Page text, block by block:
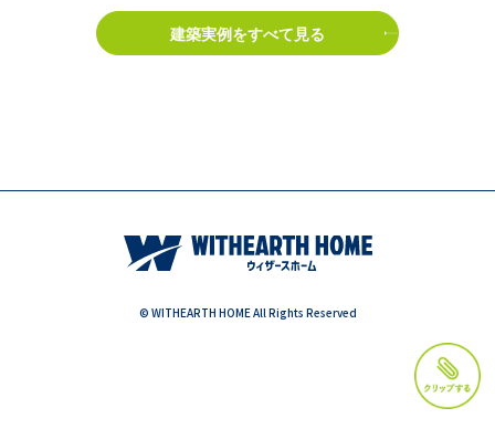
建築実例をすべて見る
© WITHEARTH HOME All Rights Reserved